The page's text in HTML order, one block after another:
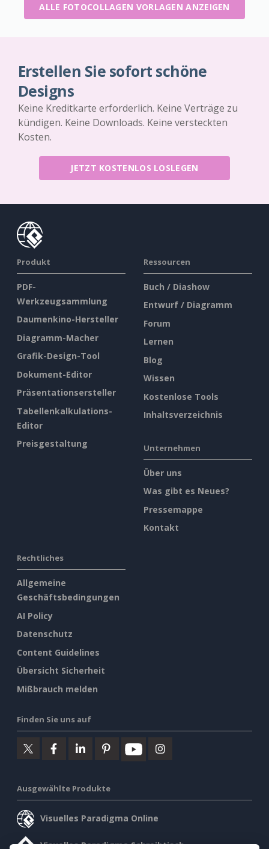
ALLE FOTOCOLLAGEN VORLAGEN ANZEIGEN
Erstellen Sie sofort schöne
Designs
Keine Kreditkarte erforderlich. Keine Verträge zu
kündigen. Keine Downloads. Keine versteckten
Kosten.
JETZT KOSTENLOS LOSLEGEN
Produkt
PDF-
Werkzeugsammlung
Daumenkino-Hersteller
Diagramm-Macher
Grafik-Design-Tool
Dokument-Editor
Präsentationsersteller
Tabellenkalkulations-
Editor
Preisgestaltung
Ressourcen
Buch / Diashow
Entwurf / Diagramm
Forum
Lernen
Blog
Wissen
Kostenlose Tools
Inhaltsverzeichnis
Unternehmen
Über uns
Was gibt es Neues?
Pressemappe
Kontakt
Rechtliches
Allgemeine
Geschäftsbedingungen
AI Policy
Datenschutz
Content Guidelines
Übersicht Sicherheit
Mißbrauch melden
Finden Sie uns auf
Ausgewählte Produkte
Visuelles Paradigma Online
Visuelles Paradigma Schreibtisch